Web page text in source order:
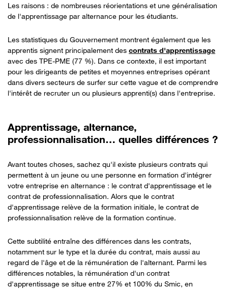
Les raisons : de nombreuses réorientations et une généralisation
de l'apprentissage par alternance pour les étudiants.
Les statistiques du Gouvernement montrent également que les
apprentis signent principalement des contrats d'apprentissage
avec des TPE-PME (77 %). Dans ce contexte, il est important
pour les dirigeants de petites et moyennes entreprises opérant
dans divers secteurs de surfer sur cette vague et de comprendre
l'intérêt de recruter un ou plusieurs apprenti(s) dans l'entreprise.
Apprentissage, alternance,
professionnalisation… quelles différences ?
Avant toutes choses, sachez qu'il existe plusieurs contrats qui
permettent à un jeune ou une personne en formation d'intégrer
votre entreprise en alternance : le contrat d'apprentissage et le
contrat de professionnalisation. Alors que le contrat
d'apprentissage relève de la formation initiale, le contrat de
professionnalisation relève de la formation continue.
Cette subtilité entraîne des différences dans les contrats,
notamment sur le type et la durée du contrat, mais aussi au
regard de l'âge et de la rémunération de l'alternant. Parmi les
différences notables, la rémunération d'un contrat
d'apprentissage se situe entre 27% et 100% du Smic, en